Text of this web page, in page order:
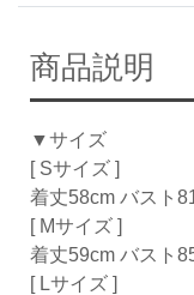
商品説明
▼サイズ
[ Sサイズ ]
着丈58cm バスト
[ Mサイズ ]
着丈59cm バスト
[ Lサイズ ]